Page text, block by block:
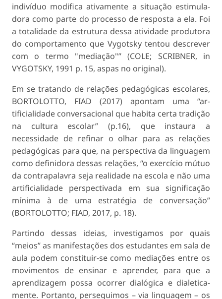
indivíduo modifica ativamente a situação estimula­
dora como parte do processo de resposta a ela. Foi
a totalidade da estrutura dessa atividade produtora
do comportamento que Vygotsky tentou descrever
com o termo "mediação"” (COLE; SCRIBNER, in
VYGOTSKY, 1991 p. 15, aspas no original).
Em se tratando de relações pedagógicas escola­res,
BORTOLOTTO, FIAD (2017) apontam uma “ar­
tificialidade conversacional que habita certa tradição
na cultura escolar” (p.16), que instaura a
necessidade de refinar o olhar para as relações
pedagógicas para que, na perspectiva da linguagem
como definidora dessas relações, “o exercício mútuo
da contrapalavra seja realidade na escola e não uma
artificialidade perspectivada em sua significação
mínima à de uma estratégia de conversação”
(BORTOLOTTO; FIAD, 2017, p. 18).
Partindo dessas ideias, investigamos por quais
“meios” as manifestações dos estudantes em sala de
aula podem constituir-se como mediações entre os
movimentos de ensinar e aprender, para que a
aprendizagem possa ocorrer dialógica e dialetica­
mente. Portanto, perseguimos – via linguagem – os